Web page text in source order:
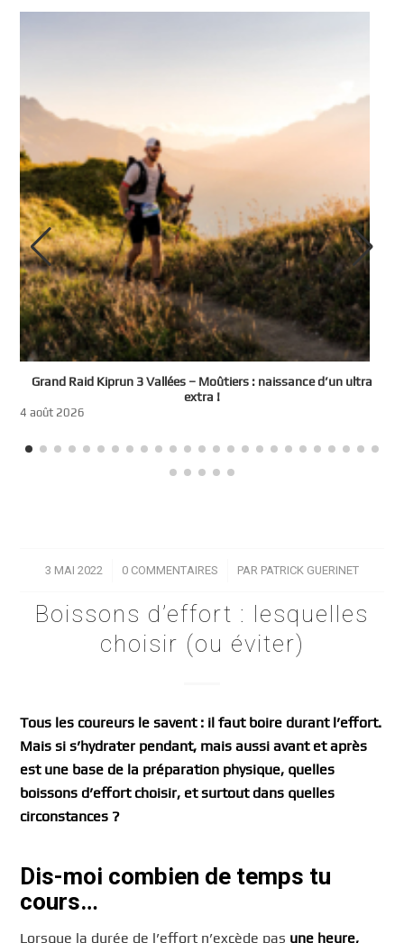
Grand Raid Kiprun 3 Vallées – Moûtiers : naissance d’un ultra
extra !
4 août 2026
3 MAI 2022
/ 0 COMMENTAIRES
/ PAR PATRICK GUERINET
Boissons d’effort : lesquelles
choisir (ou éviter)
Tous les coureurs le savent : il faut boire durant l’effort.
Mais si s’hydrater pendant, mais aussi avant et après
est une base de la préparation physique, quelles
boissons d’effort choisir, et surtout dans quelles
circonstances ?
Dis-moi combien de temps tu
cours…
Lorsque la durée de l’effort n’excède pas une heure,